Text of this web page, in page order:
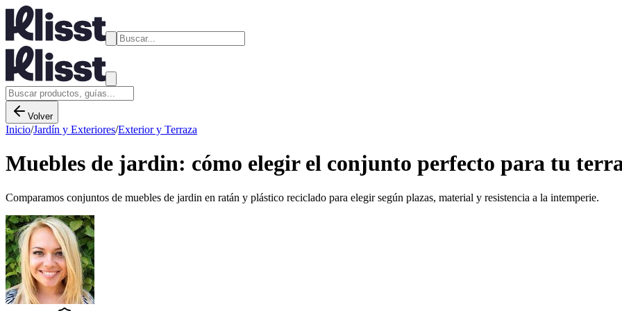
Volver
Inicio/Jardín y Exteriores/Exterior y Terraza
Muebles de jardin: cómo elegir el conjunto perfecto para tu
Comparamos conjuntos de muebles de jardin en ratán y plástico reciclado para elegir según plazas, material y resistencia a la intemperie.